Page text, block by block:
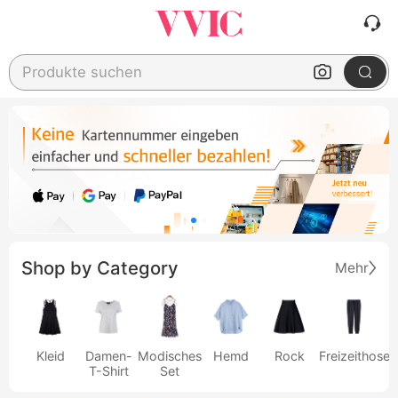
Produkte suchen
Shop by Category Mehr
Kleid
Damen-
T-Shirt
Modisches
Set
Hemd Rock Freizeithose